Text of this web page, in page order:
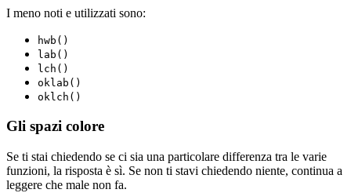
I meno noti e utilizzati sono:
hwb()
lab()
lch()
oklab()
oklch()
Gli spazi colore
Se ti stai chiedendo se ci sia una particolare differenza tra le varie
funzioni, la risposta è sì. Se non ti stavi chiedendo niente, continua a
leggere che male non fa.